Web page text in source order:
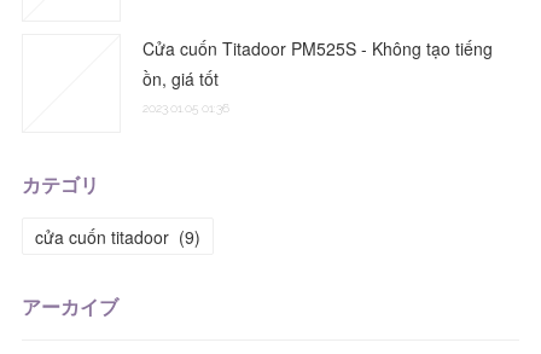
Cửa cuốn Titadoor PM525S - Không tạo tiếng
ồn, giá tốt
2023.01.05 01:36
カテゴリ
cửa cuốn titadoor (9)
アーカイブ